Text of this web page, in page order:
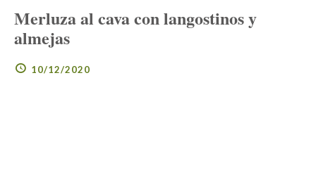
Merluza al cava con langostinos y
almejas
10/12/2020